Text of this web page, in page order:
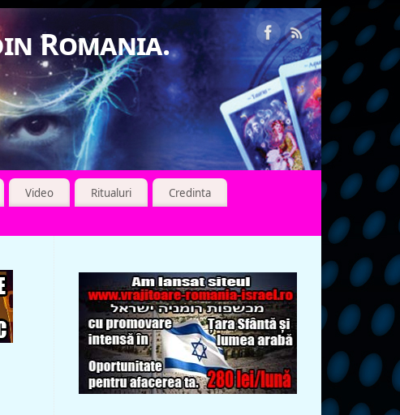
Romania.
Video Ritualuri
Credinta